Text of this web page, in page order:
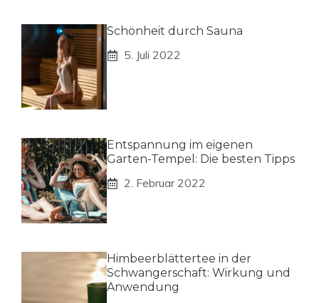
Schönheit durch Sauna
5. Juli 2022
Entspannung im eigenen
Garten-Tempel: Die besten Tipps
2. Februar 2022
Himbeerblättertee in der
Schwangerschaft: Wirkung und
Anwendung